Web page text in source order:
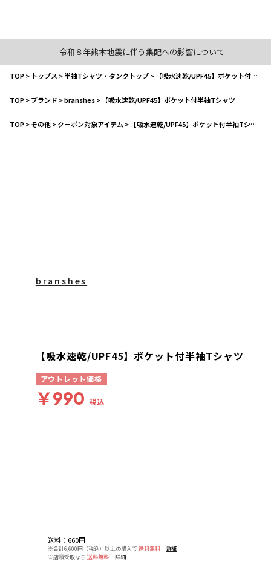
令和８年熊本地震に伴う集配への影響について
TOP> トップス >半袖Tシャツ・タンクトップ> 【吸水速乾/UPF45】ポケット付半袖Tシャツ
TOP>ブランド >branshes> 【吸水速乾/UPF45】ポケット付半袖Tシャツ
TOP>その他>クーポン対象アイテム > 【吸水速乾/UPF45】ポケット付半袖Tシャツ
送料： 660円
※合計6,600円（税込）以上の購入で 送料無料
詳細
※店頭受取なら 送料無料 詳細
branshes
【吸水速乾/UPF45】ポケット付半袖Tシャツ
アウトレット価格
￥990 税込